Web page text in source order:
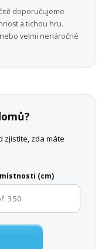
doporučujeme
a tichou hru.
velmi nenáročné
zjistíte, zda máte
(cm)